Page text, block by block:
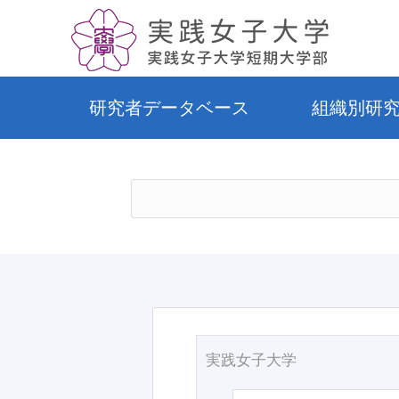
研究者データベース 組織別研
実践女子大学